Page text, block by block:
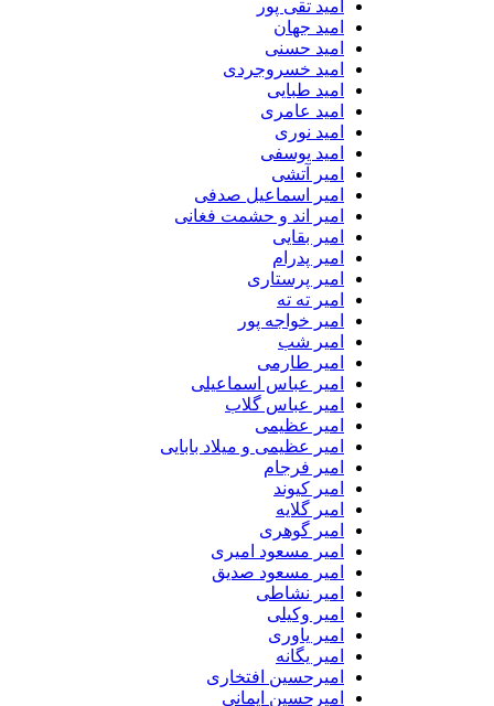
امید تقی پور
امید جهان
امید حسنی
امید خسروجردی
امید طبایی
امید عامری
امید نوری
امید یوسفی
امیر آتشی
امیر اسماعیل صدفی
امیر اند و حشمت فغانی
امیر بقایی
امیر پدرام
امیر پرستاری
امیر ته ته
امیر خواجه پور
امیر شب
امیر طارمی
امیر عباس اسماعیلی
امیر عباس گلاب
امیر عظیمی
امیر عظیمی و میلاد بابایی
امیر فرجام
امیر کیوند
امیر گلایه
امیر گوهری
امیر مسعود امیری
امیر مسعود صدیق
امیر نشاطی
امیر وکیلی
امیر یاوری
امیر یگانه
امیرحسین افتخاری
امیرحسین ایمانی